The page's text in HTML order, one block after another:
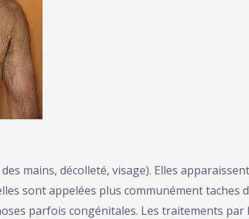
mains, décolleté, visage). Elles apparaissent
sont appelées plus communément taches
parfois congénitales. Les traitements par